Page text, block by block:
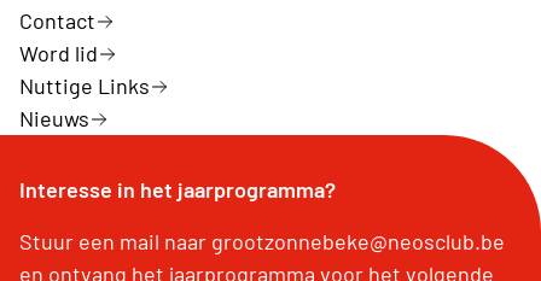
Contact
Word lid
Nuttige Links
Nieuws
Interesse in het jaarprogramma?
Stuur een mail naar grootzonnebeke@neosclub.be
en ontvang het jaarprogramma voor het volgende